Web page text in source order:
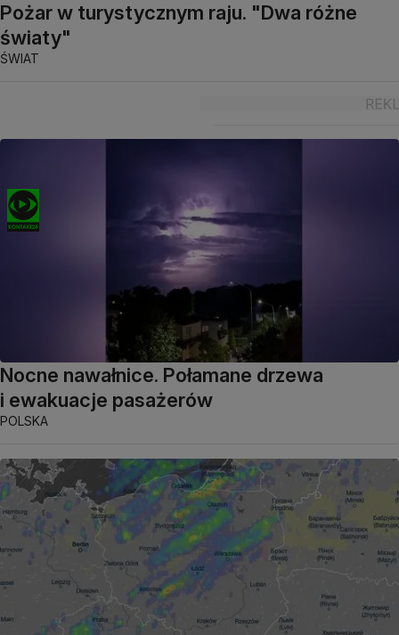
Pożar w turystycznym raju. "Dwa różne
światy"
ŚWIAT
Nocne nawałnice. Połamane drzewa
i ewakuacje pasażerów
POLSKA